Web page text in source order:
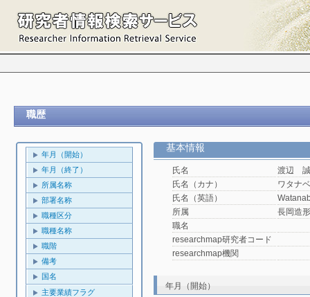
職歴
年月（開始）
年月（終了）
所属名称
部署名称
職種区分
職種名称
職階
備考
国名
主要業績フラグ
基本情報
氏名
渡辺
氏名（カナ）
ワタナ
氏名（英語）
所属
長岡造
職名
researchmap研究者コード
researchmap機関
年月（開始）